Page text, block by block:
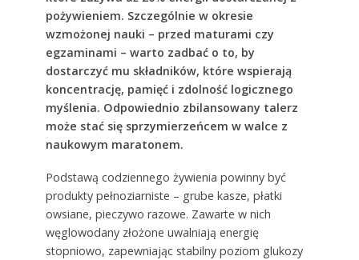
pożywieniem. Szczególnie w okresie
wzmożonej nauki – przed maturami czy
egzaminami – warto zadbać o to, by
dostarczyć mu składników, które wspierają
koncentrację, pamięć i zdolność logicznego
myślenia. Odpowiednio zbilansowany talerz
może stać się sprzymierzeńcem w walce z
naukowym maratonem.
Podstawą codziennego żywienia powinny być
produkty pełnoziarniste – grube kasze, płatki
owsiane, pieczywo razowe. Zawarte w nich
węglowodany złożone uwalniają energię
stopniowo, zapewniając stabilny poziom glukozy